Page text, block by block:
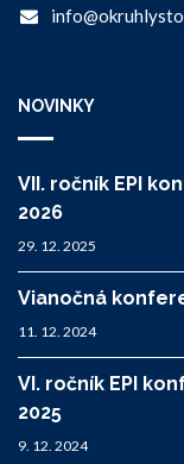
NOVINKY
VII. ročník EPI
2026
29. 12. 2025
Vianočná
11. 12. 2024
VI. ročník EPI
2025
9. 12. 2024